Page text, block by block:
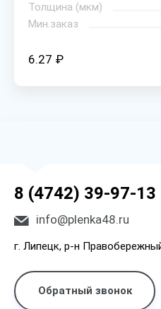
Толщина (мкм)
Мин.заказ
6.27 ₽
8 (4742) 39-97-13
info@plenka48.ru
г. Липецк, р-н
Обратный звонок